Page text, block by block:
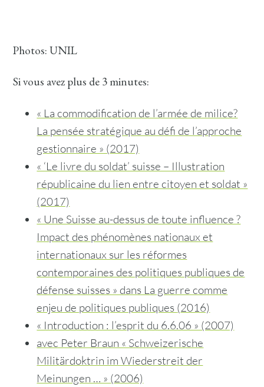
Photos: UNIL
Si vous avez plus de 3 minutes:
« La commodification de l’armée de milice?
La pensée stratégique au défi de l’approche
gestionnaire » (2017)
« ‘Le livre du soldat’ suisse – Illustration
républicaine du lien entre citoyen et soldat »
(2017)
« Une Suisse au-dessus de toute influence ?
Impact des phénomènes nationaux et
internationaux sur les réformes
contemporaines des politiques publiques de
défense suisses » dans La guerre comme
enjeu de politiques publiques (2016)
« Introduction : l’esprit du 6.6.06 » (2007)
avec Peter Braun « Schweizerische
Militärdoktrin im Wiederstreit der
Meinungen … » (2006)